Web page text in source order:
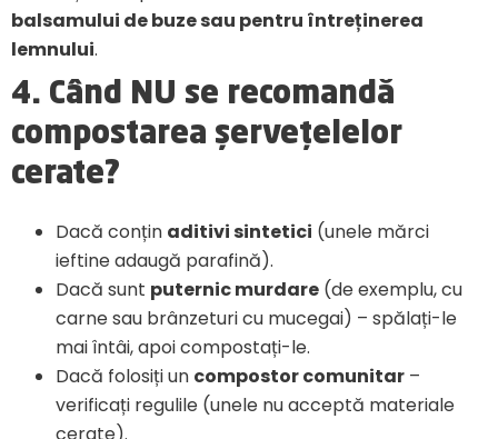
balsamului de buze sau pentru întreținerea
lemnului.
4. Când NU se recomandă
compostarea șervețelelor
cerate?
Dacă conțin aditivi sintetici (unele mărci
ieftine adaugă parafină).
Dacă sunt puternic murdare (de exemplu, cu
carne sau brânzeturi cu mucegai) – spălați-le
mai întâi, apoi compostați-le.
Dacă folosiți un compostor comunitar –
verificați regulile (unele nu acceptă materiale